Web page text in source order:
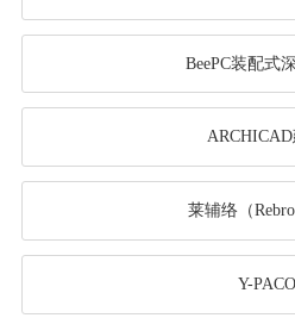
BeePC装配式
莱辅络（
Y-PACO